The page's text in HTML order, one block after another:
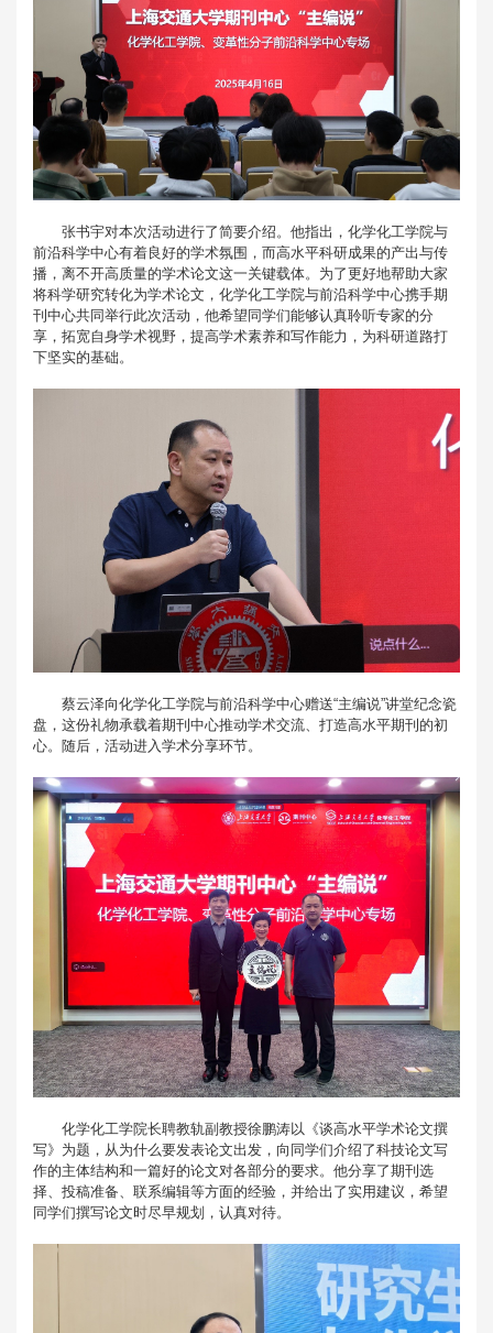
张书宇对本次活动进行了简要介绍。他指出，化学化工学院与
前沿科学中心有着良好的学术氛围，而高水平科研成果的产出与传
播，离不开高质量的学术论文这一关键载体。为了更好地帮助大家
将科学研究转化为学术论文，化学化工学院与前沿科学中心携手期
刊中心共同举行此次活动，他希望同学们能够认真聆听专家的分
享，拓宽自身学术视野，提高学术素养和写作能力，为科研道路打
下坚实的基础。
蔡云泽向化学化工学院与前沿科学中心赠送“主编说”讲堂纪念瓷
盘，这份礼物承载着期刊中心推动学术交流、打造高水平期刊的初
心。随后，活动进入学术分享环节。
化学化工学院长聘教轨副教授徐鹏涛以《谈高水平学术论文撰
写》为题，从为什么要发表论文出发，向同学们介绍了科技论文写
作的主体结构和一篇好的论文对各部分的要求。他分享了期刊选
择、投稿准备、联系编辑等方面的经验，并给出了实用建议，希望
同学们撰写论文时尽早规划，认真对待。